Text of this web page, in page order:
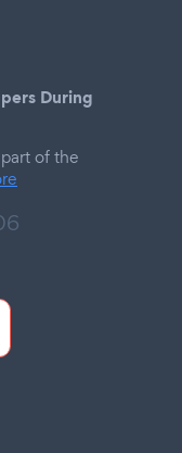
During
of the